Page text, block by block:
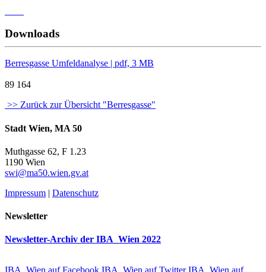
Downloads
Berresgasse Umfeldanalyse | pdf, 3 MB
89 164
>> Zurück zur Übersicht "Berresgasse"
Stadt Wien, MA 50
Muthgasse 62, F 1.23
1190 Wien
swi@ma50.wien.gv.at
Impressum | Datenschutz
Newsletter
Newsletter-Archiv der IBA_Wien 2022